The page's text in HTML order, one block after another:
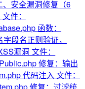
安全漏洞修复（6
件：
函数：
段名正则验证，
漏洞 文件：
修复：输出
代码注入 文件：